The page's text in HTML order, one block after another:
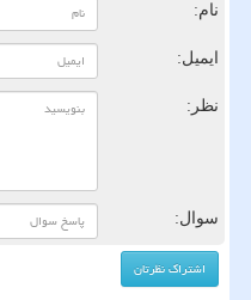
نام:
ایمیل:
نظر:
سوال: